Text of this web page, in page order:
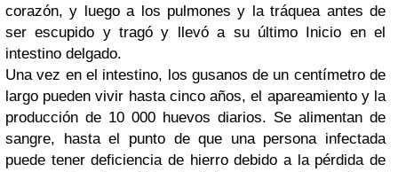
corazón, y luego a los pulmones y la tráquea antes de
ser escupido y tragó y llevó a su último Inicio en el
intestino delgado.
Una vez en el intestino, los gusanos de un centímetro de
largo pueden vivir hasta cinco años, el apareamiento y la
producción de 10 000 huevos diarios. Se alimentan de
sangre, hasta el punto de que una persona infectada
puede tener deficiencia de hierro debido a la pérdida de